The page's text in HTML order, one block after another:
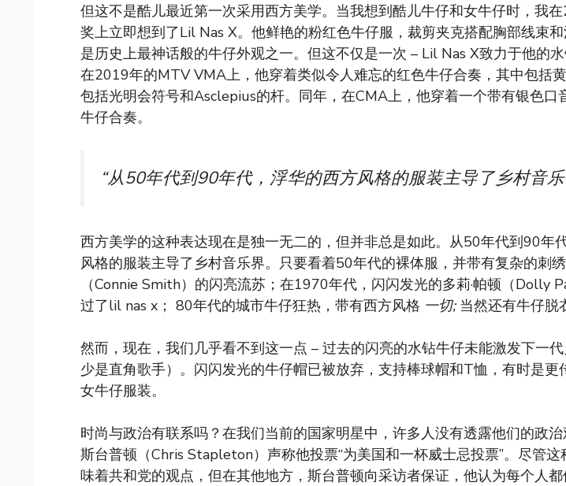
但这不是酷儿最近第一次采用西方美学。当我想到酷儿牛仔和女牛仔时，我
奖上立即想到了Lil Nas X。他鲜艳的粉红色牛仔服，裁剪夹克搭配胸部线束
是历史上最神话般的牛仔外观之一。但这不仅是一次 – Lil Nas X致力于他的水
在2019年的MTV VMA上，他穿着类似令人难忘的红色牛仔合奏，其中包括
包括光明会符号和Asclepius的杆。同年，在CMA上，他穿着一个带有银色口
牛仔合奏。
“从50年代到90年代，浮华的西方风格的服装主导了乡村音
西方美学的这种表达现在是独一无二的，但并非总是如此。从50年代到90年
风格的服装主导了乡村音乐界。只要看着50年代的裸体服，并带有复杂的刺
（Connie Smith）的闪亮流苏；在1970年代，闪闪发光的多莉·帕顿（Dolly
过了lil nas x； 80年代的城市牛仔狂热，带有西方风格 一切; 当然还有牛仔脱
然而，现在，我们几乎看不到这一点 – 过去的闪亮的水钻牛仔未能激发下一
少是直角歌手）。闪闪发光的牛仔帽已被放弃，支持棒球帽和T恤，有时是更
女牛仔服装。
时尚与政治有联系吗？在我们当前的国家明星中，许多人没有透露他们的政治
斯台普顿（Chris Stapleton）声称他投票“为美国和一杯威士忌投票”。尽管这
味着共和党的观点，但在其他地方，斯台普顿向采访者保证，他认为每个人